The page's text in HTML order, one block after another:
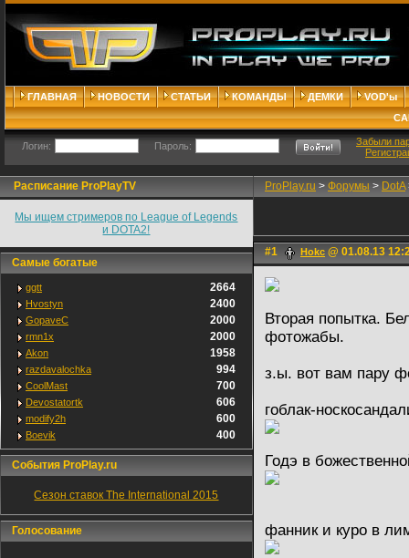
ГЛАВНАЯ НОВОСТИ СТАТЬИ КОМАНДЫ ДЕМКИ
VOD'ы
Логин: Пароль:
Забыли
Расписание ProPlayTV
Мы ищем стримеров по League of Legends
и DOTA2!
Самые богатые
ggtt 2664
Hvostyn 2400
GopaveC 2000
rmn1x 2000
Akon 1958
razdavalochka 994
CoolMast 700
Devostatortk 606
modify2h 600
Boevik 400
События ProPlay.ru
Сезон ставок The International 2015
Голосование
ProPlay.ru > Форумы > DotA
#1 Hokc @ 01.08.13
Вторая попытка.
фотожабы.
з.ы. вот вам пару
гоблак-
Годэ в
фанник и куро в